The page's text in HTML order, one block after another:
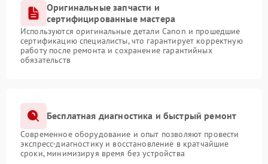
Оригинальные запчасти и
сертифицированные мастера
Используются оригинальные детали Canon и прошедшие
сертификацию специалисты, что гарантирует корректную
работу после ремонта и сохранение гарантийных
обязательств
Бесплатная диагностика и быстрый ремонт
Современное оборудование и опыт позволяют провести
экспресс-диагностику и восстановление в кратчайшие
сроки, минимизируя время без устройства